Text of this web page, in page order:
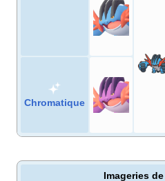
Chromatique
Imageries de